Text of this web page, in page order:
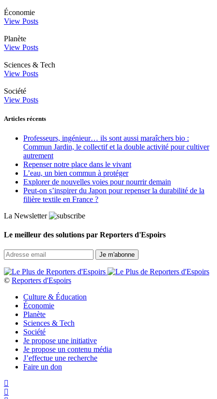
Économie
View Posts
Planète
View Posts
Sciences & Tech
View Posts
Société
View Posts
Articles récents
Professeurs, ingénieur… ils sont aussi maraîchers bio :
Commun Jardin, le collectif et la double activité pour cultiver
autrement
Repenser notre place dans le vivant
L’eau, un bien commun à protéger
Explorer de nouvelles voies pour nourrir demain
Peut‑on s’inspirer du Japon pour repenser la durabilité de la
filière textile en France ?
La Newsletter
Le meilleur des solutions par Reporters d'Espoirs
© Reporters d'Espoirs
Culture & Éducation
Économie
Planète
Sciences & Tech
Société
Je propose une initiative
Je propose un contenu média
J’effectue une recherche
Faire un don